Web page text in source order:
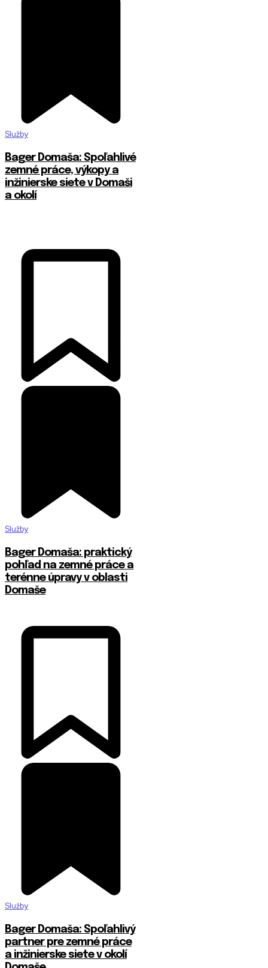
Služby
Bager Domaša: Spoľahlivé
zemné práce, výkopy a
inžinierske siete v Domaši
a okolí
Služby
Bager Domaša: praktický
pohľad na zemné práce a
terénne úpravy v oblasti
Domaše
Služby
Bager Domaša: Spoľahlivý
partner pre zemné práce
a inžinierske siete v okolí